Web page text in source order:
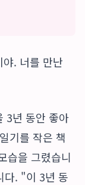
. 너를 만난
3년 동안 좋아
기를 작은 책
습을 그렸습니
다. "이 3년 동